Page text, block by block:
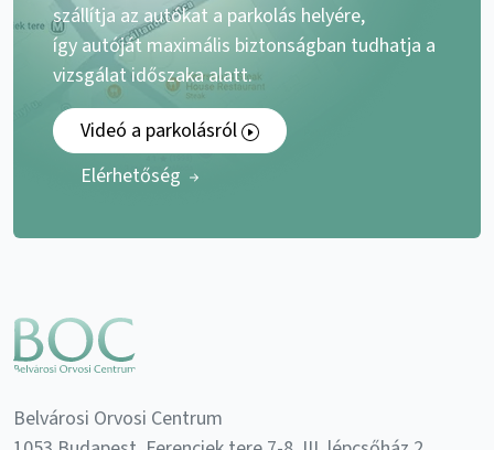
szállítja az autókat a parkolás helyére,
így autóját maximális biztonságban tudhatja a
vizsgálat időszaka alatt.
Videó a parkolásról
Elérhetőség
Belvárosi Orvosi Centrum